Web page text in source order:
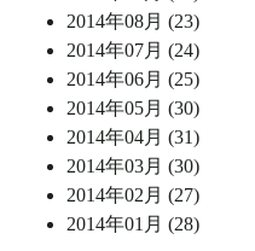
2014年08月 (23)
2014年07月 (24)
2014年06月 (25)
2014年05月 (30)
2014年04月 (31)
2014年03月 (30)
2014年02月 (27)
2014年01月 (28)